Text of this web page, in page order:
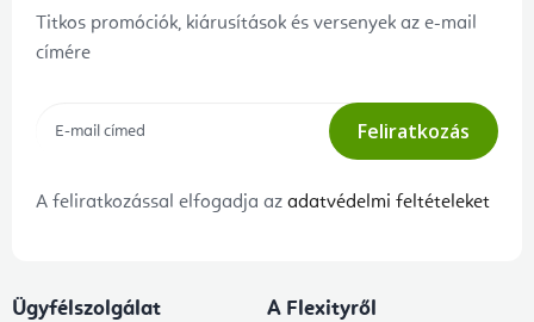
Titkos promóciók, kiárusítások és versenyek az e-mail
címére
Feliratkozás
A feliratkozással elfogadja az adatvédelmi feltételeket
Ügyfélszolgálat A Flexityről